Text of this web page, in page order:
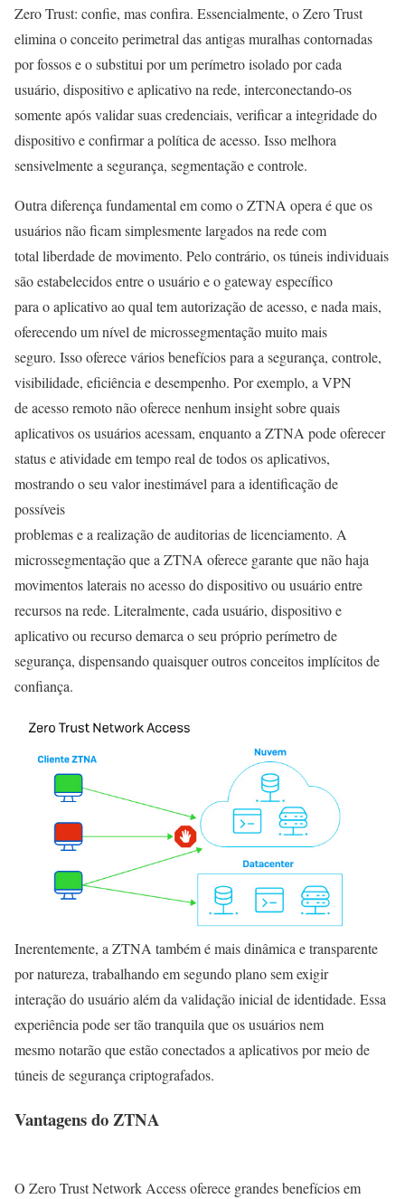
Zero Trust: confie, mas confira. Essencialmente, o Zero Trust
elimina o conceito perimetral das antigas muralhas contornadas
por fossos e o substitui por um perímetro isolado por cada
usuário, dispositivo e aplicativo na rede, interconectando-os
somente após validar suas credenciais, verificar a integridade do
dispositivo e confirmar a política de acesso. Isso melhora
sensivelmente a segurança, segmentação e controle.
Outra diferença fundamental em como o ZTNA opera é que os
usuários não ficam simplesmente largados na rede com
total liberdade de movimento. Pelo contrário, os túneis individuais
são estabelecidos entre o usuário e o gateway específico
para o aplicativo ao qual tem autorização de acesso, e nada mais,
oferecendo um nível de microssegmentação muito mais
seguro. Isso oferece vários benefícios para a segurança, controle,
visibilidade, eficiência e desempenho. Por exemplo, a VPN
de acesso remoto não oferece nenhum insight sobre quais
aplicativos os usuários acessam, enquanto a ZTNA pode oferecer
status e atividade em tempo real de todos os aplicativos,
mostrando o seu valor inestimável para a identificação de
possíveis
problemas e a realização de auditorias de licenciamento. A
microssegmentação que a ZTNA oferece garante que não haja
movimentos laterais no acesso do dispositivo ou usuário entre
recursos na rede. Literalmente, cada usuário, dispositivo e
aplicativo ou recurso demarca o seu próprio perímetro de
segurança, dispensando quaisquer outros conceitos implícitos de
confiança.
Inerentemente, a ZTNA também é mais dinâmica e transparente
por natureza, trabalhando em segundo plano sem exigir
interação do usuário além da validação inicial de identidade. Essa
experiência pode ser tão tranquila que os usuários nem
mesmo notarão que estão conectados a aplicativos por meio de
túneis de segurança criptografados.
Vantagens do ZTNA
O Zero Trust Network Access oferece grandes benefícios em